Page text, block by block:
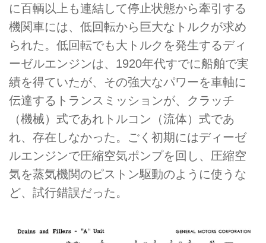
に百輌以上も連結して停止状態から牽引する
機関車には、低回転から巨大なトルクが求め
られた。低回転でも大トルクを発生するディ
ーゼルエンジンは、1920年代すでに船舶で実
績を得ていたが、その強大なパワーを車軸に
伝達するトランスミッションが、クラッチ
（機械）式であれトルコン（流体）式であ
れ、存在しなかった。ごく初期にはディーゼ
ルエンジンで圧縮空気ポンプを回し、圧縮空
気を蒸気機関のピストン駆動のように使うな
ど、試行錯誤だった。